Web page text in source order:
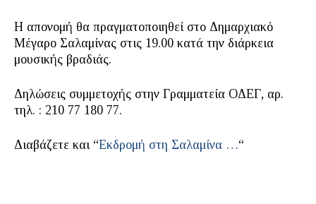
Η απονομή θα πραγματοποιηθεί στο Δημαρχιακό
Μέγαρο Σαλαμίνας στις 19.00 κατά την διάρκεια
μουσικής βραδιάς.
Δηλώσεις συμμετοχής στην Γραμματεία ΟΔΕΓ, αρ.
τηλ. : 210 77 180 77.
Διαβάζετε και “Εκδρομή στη Σαλαμίνα …“